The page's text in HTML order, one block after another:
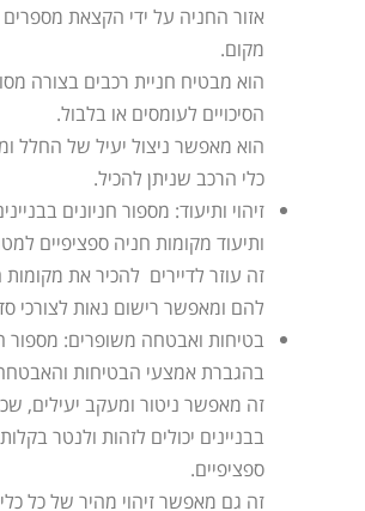
אזור החניה על ידי הקצאת מספרים
מקום.
הוא מבטיח חניית רכבים בצורה
הסיכויים לעומסים או בלבול.
הוא מאפשר ניצול יעיל של החלל
כלי הרכב שניתן להכיל.
זיהוי ותיעוד: מספור חניונים
ותיעוד מקומות חניה ספציפיים
זה עוזר לדיירים להכיר את
להם ומאפשר רישום נאות לצורכי
בטיחות ואבטחה משופרים: מספור
בהגברת אמצעי הבטיחות
זה מאפשר ניטור ומעקב יעילים,
בבניינים יכולים לזהות ולנטר
ספציפיים.
זה גם מאפשר זיהוי מהיר של כל